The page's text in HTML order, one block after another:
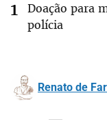
Doação para
polícia
Renato de